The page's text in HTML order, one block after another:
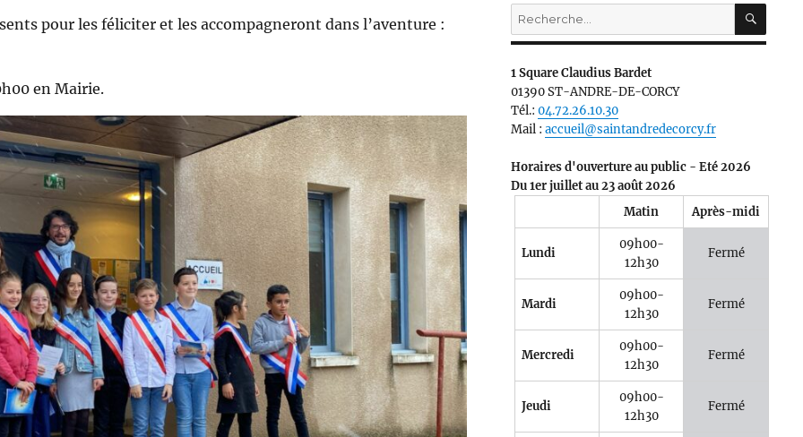
pour les féliciter et les accompagneront dans l’aventure :
en Mairie.
Recherche
pour :
1 Square Claudius Bardet
01390 ST-ANDRE-DE-CORCY
Tél.:04.72.26.10.30
Mail :accueil@saintandredecorcy.fr
Horaires d'ouverture au public - Eté 2026
Du 1er juillet au 23 août 2026
Matin
Après-midi
Lundi
09h00-
12h30
Fermé
Mardi
09h00-
12h30
Fermé
Mercredi
09h00-
12h30
Fermé
Jeudi
09h00-
12h30
Fermé